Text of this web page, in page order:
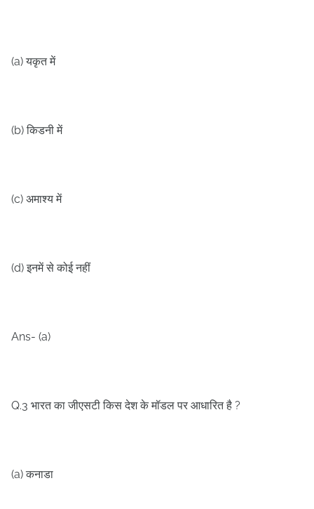
(a)यकृत में
(b)किडनी में
(c) अमाश्य में
(d)इनमें से कोई नहीं
Ans- (a)
Q.3 भारत का जीएसटी किस देश के मॉडल पर आधारित है ?
(a)कनाडा